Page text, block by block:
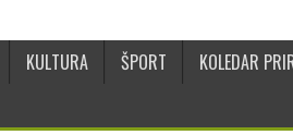
KULTURA ŠPORT KOLEDAR